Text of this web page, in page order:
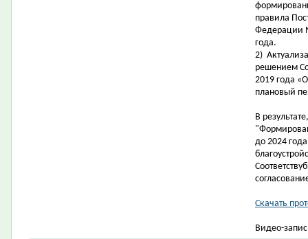
правила
Федерации
года.
2) А
решением
2019 года
плановый
В
до 2024
Скачать
Видео-